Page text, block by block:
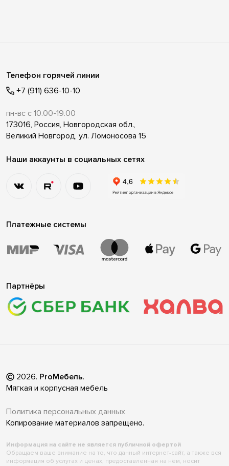
Телефон горячей линии
+7 (911) 636-10-10
пн-вс с 10.00-19.00
173016, Россия, Новгородская обл.,
Великий Новгород, ул. Ломоносова 15
Наши аккаунты в социальных сетях
Платежные системы
Партнёры
2026. ProМебель.
Мягкая и корпусная мебель
Политика персональных данных
Копирование материалов запрещено.
Информация на сайте не является публичной офертой
Обращаем ваше внимание на то, что данный интернет-сайт, а также вся
информация об услугах и ценах, предоставленная на нём, носит